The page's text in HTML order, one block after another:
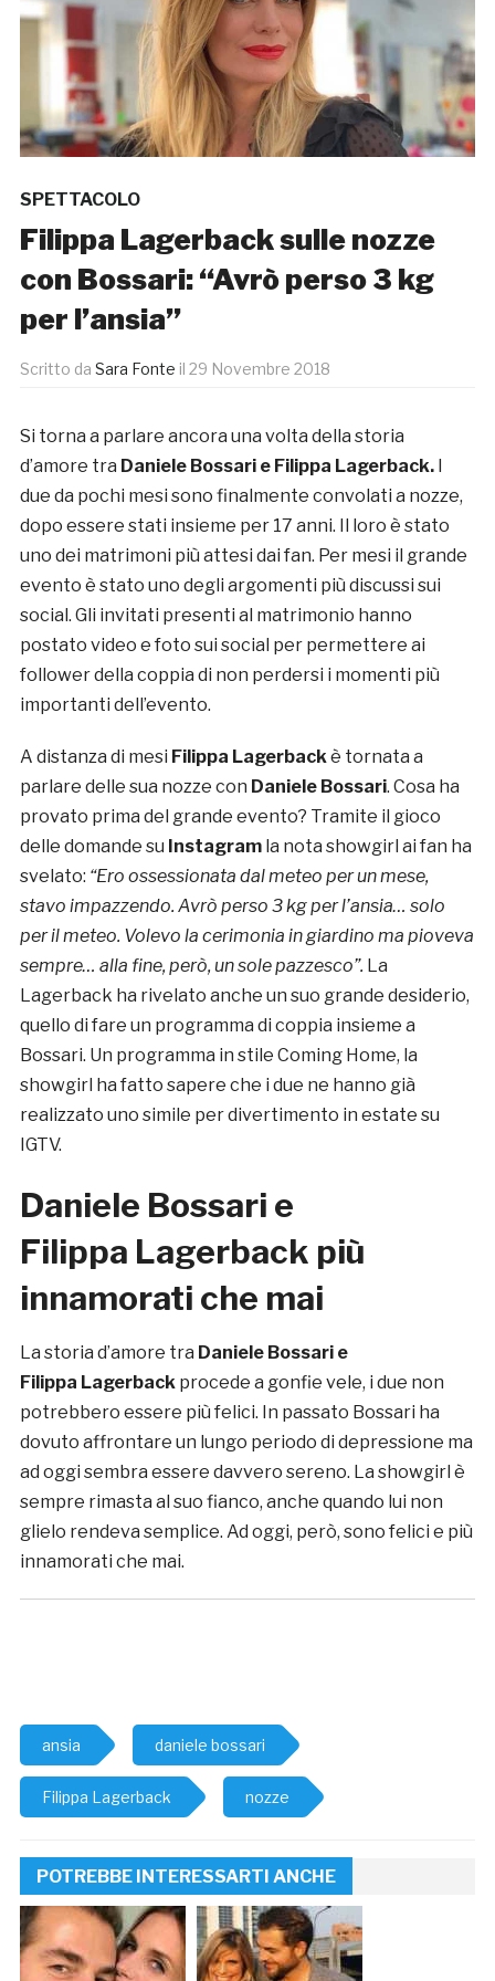
SPETTACOLO
Filippa Lagerback sulle nozze
con Bossari: “Avrò perso 3 kg
per l’ansia”
Scritto da Sara Fonte il 29 Novembre 2018
Si torna a parlare ancora una volta della storia
d’amore tra Daniele Bossari e Filippa Lagerback.
due da pochi mesi sono finalmente convolati a nozze,
dopo essere stati insieme per 17 anni. Il loro è stato
uno dei matrimoni più attesi dai fan. Per mesi il grande
evento è stato uno degli argomenti più discussi sui
social. Gli invitati presenti al matrimonio hanno
postato video e foto sui social per permettere ai
follower della coppia di non perdersi i momenti più
importanti dell’evento.
A distanza di mesi Filippa Lagerbackè tornata a
parlare delle sua nozze con Daniele Bossari. Cosa ha
provato prima del grande evento? Tramite il gioco
delle domande su Instagram la nota showgirl ai fan ha
svelato: “Ero ossessionata dal meteo per un mese,
stavo impazzendo. Avrò perso 3 kg per l’ansia… solo
per il meteo. Volevo la cerimonia in giardino ma pioveva
sempre… alla fine, però, un sole pazzesco”. La
Lagerback ha rivelato anche un suo grande desiderio,
quello di fare un programma di coppia insieme a
Bossari. Un programma in stile Coming Home, la
showgirl ha fatto sapere che i due ne hanno già
realizzato uno simile per divertimento in estate su
IGTV.
Daniele Bossari e
Filippa Lagerback più
innamorati che mai
La storia d’amore tra Daniele Bossari e
Filippa Lagerback procede a gonfie vele, i due non
potrebbero essere più felici. In passato Bossari ha
dovuto affrontare un lungo periodo di depressione ma
ad oggi sembra essere davvero sereno. La showgirl è
sempre rimasta al suo fianco, anche quando lui non
glielo rendeva semplice. Ad oggi, però, sono felici e più
innamorati che mai.
ansia daniele bossari
Filippa Lagerback nozze
POTREBBE INTERESSARTI ANCHE